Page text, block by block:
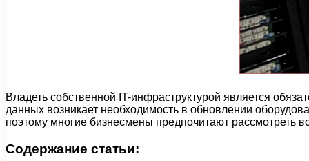
Владеть собственной IT-инфраструктурой является
данных возникает необходимость в обновлении
поэтому многие бизнесмены предпочитают рассмотреть
Содержание статьи: